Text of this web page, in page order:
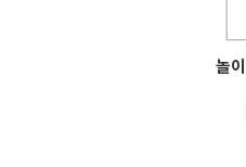
놀